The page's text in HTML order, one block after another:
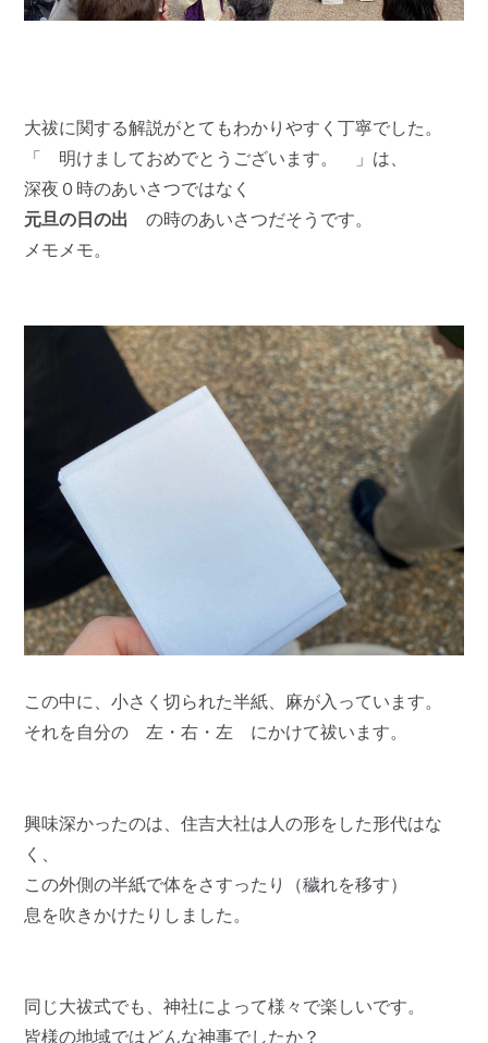
大祓に関する解説がとてもわかりやすく丁寧でした。
「 明けましておめでとうございます。 」は、
深夜０時のあいさつではなく
元旦の日の出 の時のあいさつだそうです。
メモメモ。
この中に、小さく切られた半紙、麻が入っています。
それを自分の 左・右・左 にかけて祓います。
興味深かったのは、住吉大社は人の形をした形代はな
く、
この外側の半紙で体をさすったり（穢れを移す）
息を吹きかけたりしました。
同じ大祓式でも、神社によって様々で楽しいです。
皆様の地域ではどんな神事でしたか？